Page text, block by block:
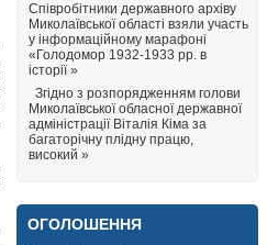
Співробітники державного архіву
Миколаївської області взяли участь
у інформаційному марафоні
«Голодомор 1932-1933 рр. в
історії »
Згідно з розпорядженням голови
Миколаївської обласної державної
адміністрації Віталія Кіма за
багаторічну плідну працю,
високий »
ОГОЛОШЕННЯ